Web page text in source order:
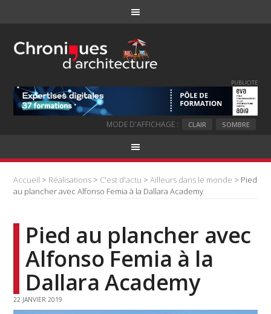
PUBLICITE
MODE D'AFFICHAGE : CLAIR SOMBRE
Accueil > Réalisations > C'est d'actu >Ailleurs dans le monde > Pied
au plancher avec Alfonso Femia à la Dallara Academy
Pied au plancher avec
Alfonso Femia à la
Dallara Academy
22 JANVIER 2019